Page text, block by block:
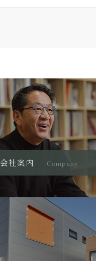
会社案内 Company